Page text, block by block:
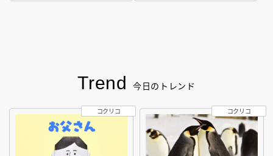
Trend 今日のトレンド
コクリコ コクリコ